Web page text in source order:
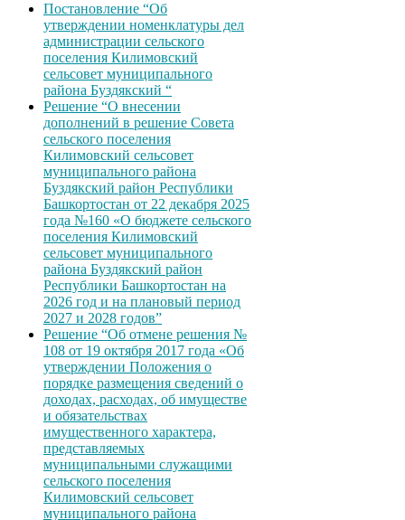
Постановление “Об
утверждении номенклатуры дел
администрации сельского
поселения Килимовский
сельсовет муниципального
района Буздякский “
Решение “О внесении
дополнений в решение Совета
сельского поселения
Килимовский сельсовет
муниципального района
Буздякский район Республики
Башкортостан от 22 декабря 2025
года №160 «О бюджете сельского
поселения Килимовский
сельсовет муниципального
района Буздякский район
Республики Башкортостан на
2026 год и на плановый период
2027 и 2028 годов”
Решение “Об отмене решения №
108 от 19 октября 2017 года «Об
утверждении Положения о
порядке размещения сведений о
доходах, расходах, об имуществе
и обязательствах
имущественного характера,
представляемых
муниципальными служащими
сельского поселения
Килимовский сельсовет
муниципального района